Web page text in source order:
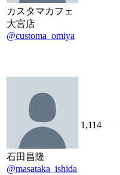
カスタマカフェ
大宮店
@customa_omiya
石田昌隆
@masataka_ishida
1,114